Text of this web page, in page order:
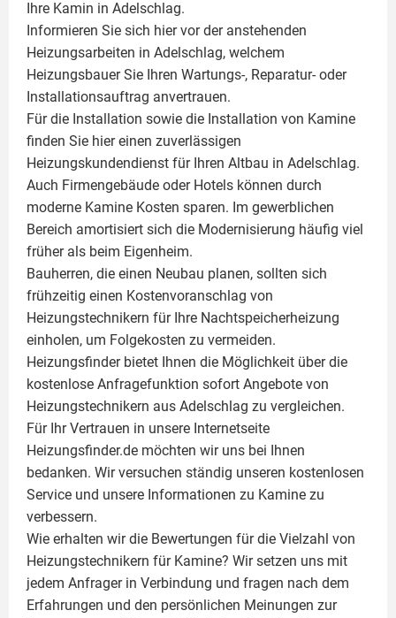
Ihre Kamin in Adelschlag.
Informieren Sie sich hier vor der anstehenden
Heizungsarbeiten in Adelschlag, welchem
Heizungsbauer Sie Ihren Wartungs-, Reparatur- oder
Installationsauftrag anvertrauen.
Für die Installation sowie die Installation von Kamine
finden Sie hier einen zuverlässigen
Heizungskundendienst für Ihren Altbau in Adelschlag.
Auch Firmengebäude oder Hotels können durch
moderne Kamine Kosten sparen. Im gewerblichen
Bereich amortisiert sich die Modernisierung häufig viel
früher als beim Eigenheim.
Bauherren, die einen Neubau planen, sollten sich
frühzeitig einen Kostenvoranschlag von
Heizungstechnikern für Ihre Nachtspeicherheizung
einholen, um Folgekosten zu vermeiden.
Heizungsfinder bietet Ihnen die Möglichkeit über die
kostenlose Anfragefunktion sofort Angebote von
Heizungstechnikern aus Adelschlag zu vergleichen.
Für Ihr Vertrauen in unsere Internetseite
Heizungsfinder.de möchten wir uns bei Ihnen
bedanken. Wir versuchen ständig unseren kostenlosen
Service und unsere Informationen zu Kamine zu
verbessern.
Wie erhalten wir die Bewertungen für die Vielzahl von
Heizungstechnikern für Kamine? Wir setzen uns mit
jedem Anfrager in Verbindung und fragen nach dem
Erfahrungen und den persönlichen Meinungen zur